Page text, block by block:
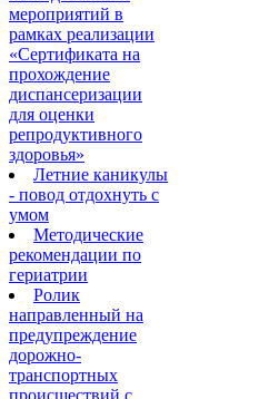
мероприятий в
рамках реализации
«Сертификата на
прохождение
диспансеризации
для оценки
репродуктивного
здоровья»
Летние каникулы
- повод отдохнуть с
умом
Методические
рекомендации по
гериатрии
Ролик
направленный на
предупреждение
дорожно-
транспортных
происшествий с